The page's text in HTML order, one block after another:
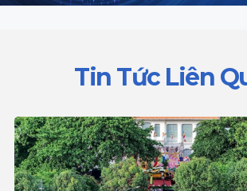
Tin Tức Liên